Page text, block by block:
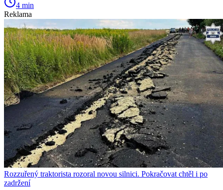
4 min
Reklama
Rozzuřený traktorista rozoral novou silnici. Pokračovat chtěl i po
zadržení